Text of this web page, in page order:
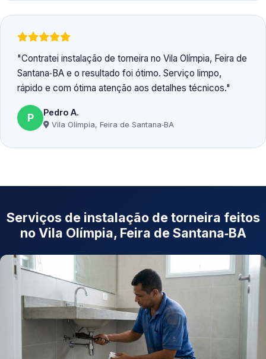
Contratei instalação de torneira no Vila Olímpia, Feira de
Santana‑BA e o resultado foi ótimo. Serviço limpo,
rápido e com ótima atenção aos detalhes técnicos.
P Pedro A.
Vila Olímpia, Feira de Santana‑BA
Serviços de instalação de torneira feitos
no Vila Olímpia, Feira de Santana‑BA